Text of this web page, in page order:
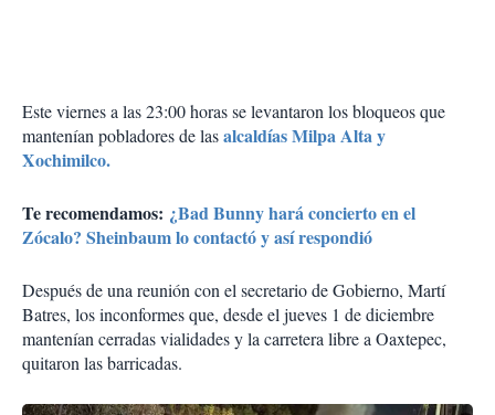
Este viernes a las 23:00 horas se levantaron los bloqueos que
mantenían pobladores de lasalcaldías Milpa Alta y
Xochimilco.
Te recomendamos: ¿Bad Bunny hará concierto en el
Zócalo? Sheinbaum lo contactó y así respondió
Después de una reunión con el secretario de Gobierno, Martí
Batres, los inconformes que, desde el jueves 1 de diciembre
mantenían cerradas vialidades y la carretera libre a Oaxtepec,
quitaron las barricadas.